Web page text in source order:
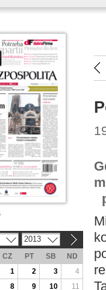
2013
CZ PT SB
ND
1
2 3
4
8 9 10
11